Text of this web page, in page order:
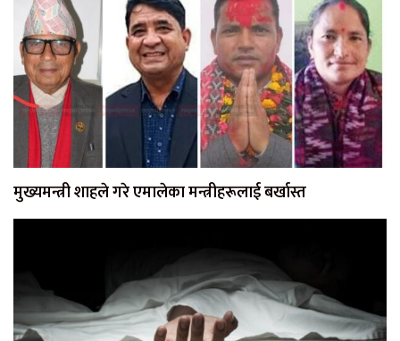
मुख्यमन्त्री शाहले गरे एमालेका मन्त्रीहरूलाई बर्खास्त